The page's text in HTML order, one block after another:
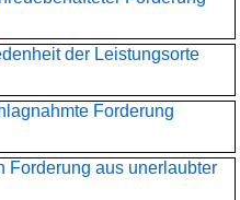
der Leistungsorte
Forderung
Forderung aus unerlaubter